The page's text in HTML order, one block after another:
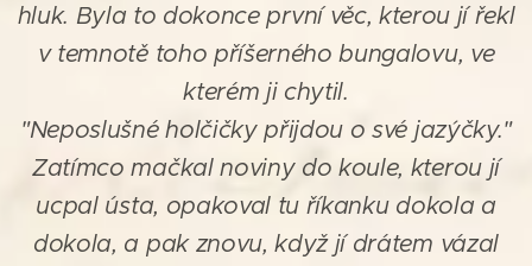
hluk. Byla to dokonce první věc, kterou jí řekl
v temnotě toho příšerného bungalovu, ve
kterém ji chytil.
"Neposlušné holčičky přijdou o své jazýčky."
Zatímco mačkal noviny do koule, kterou jí
ucpal ústa, opakoval tu říkanku dokola a
dokola, a pak znovu, když jí drátem vázal